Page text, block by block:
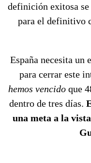
definición exitosa
para el definitivo
España necesita un
para cerrar este
hemos vencido que
dentro de tres días.
una meta a la